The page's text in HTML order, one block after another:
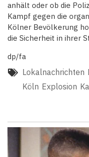
anhält oder ob die
Kampf gegen die
Kölner Bevölkerung
die Sicherheit in ihrer
dp/fa
Lokalnachrichten
Köln Explosion